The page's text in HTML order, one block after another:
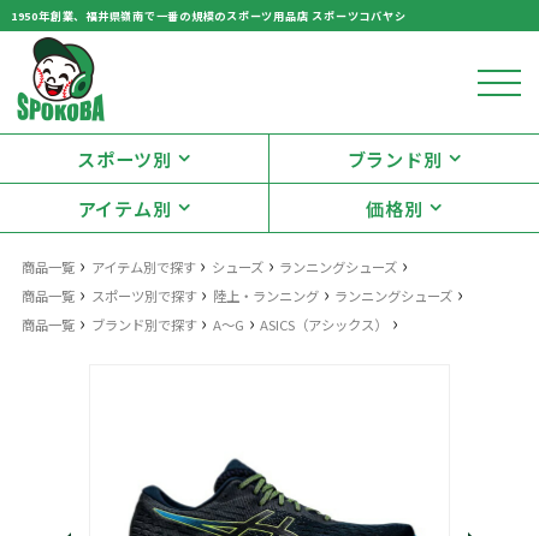
1950年創業、福井県嶺南で一番の規模のスポーツ用品店 スポーツコバヤシ
スポーツ別
ブランド別
アイテム別
価格別
商品一覧 › アイテム別で探す› シューズ› ランニングシューズ ›
商品一覧 › スポーツ別で探す› 陸上・ランニング› ランニングシューズ ›
商品一覧 › ブランド別で探す› A～G ›ASICS（アシックス） ›